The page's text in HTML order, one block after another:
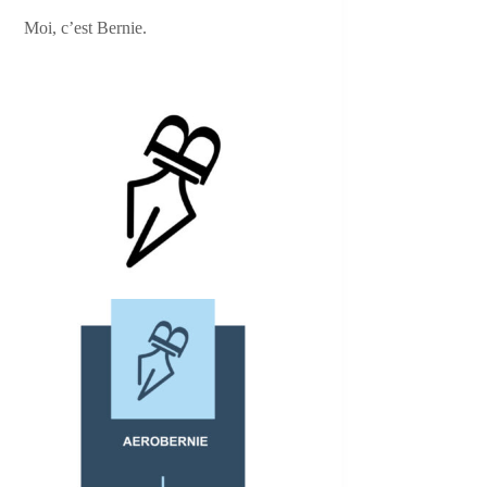
Moi, c’est Bernie.